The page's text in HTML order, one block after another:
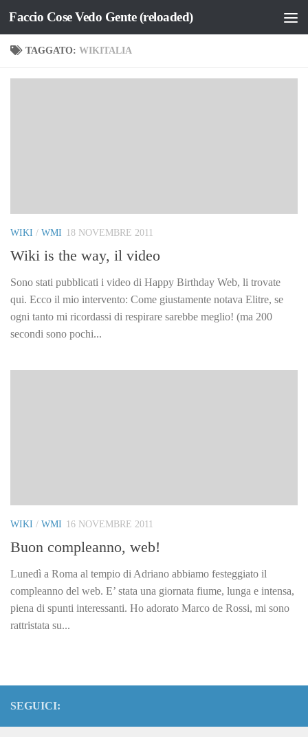
Salta al contenuto
Faccio Cose Vedo Gente (reloaded)
TAGGATO: WIKITALIA
WIKI / WMI 18 NOVEMBRE 2011
Wiki is the way, il video
Sono stati pubblicati i video di Happy Birthday Web, li trovate
qui. Ecco il mio intervento: Come giustamente notava Elitre, se
ogni tanto mi ricordassi di respirare sarebbe meglio! (ma 200
secondi sono pochi...
WIKI / WMI 16 NOVEMBRE 2011
Buon compleanno, web!
Lunedì a Roma al tempio di Adriano abbiamo festeggiato il
compleanno del web. E’ stata una giornata fiume, lunga e intensa,
piena di spunti interessanti. Ho adorato Marco de Rossi, mi sono
rattristata su...
SEGUICI: